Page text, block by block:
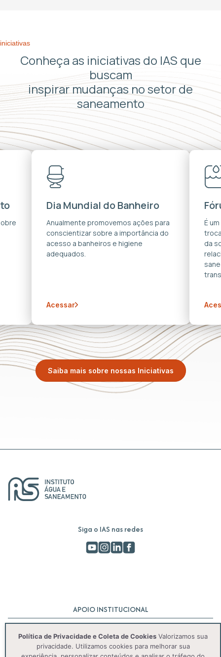
iniciativas
Conheça as iniciativas do IAS que
buscam
inspirar mudanças no setor de
saneamento
Dia Mundial do Banheiro
Anualmente promovemos ações para
conscientizar sobre a importância do
acesso a banheiros e higiene
adequados.
Acessar
É
da
Saiba mais sobre nossas Iniciativas
Siga o IAS nas redes
APOIO INSTITUCIONAL
Política de Privacidade e Coleta de Cookies Valorizamos sua
privacidade. Utilizamos cookies para melhorar sua